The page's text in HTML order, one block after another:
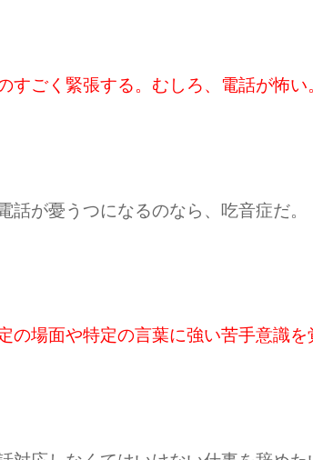
すごく緊張する。むしろ、電話が怖い
話が憂うつになるのなら、吃音症だ。
の場面や特定の言葉に強い苦手意識を